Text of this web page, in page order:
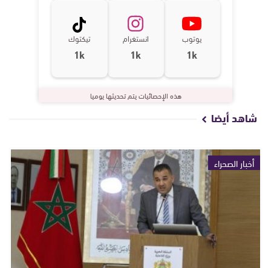
يوتوب
1k
انستغرام
1k
تيكتوك
1k
هذه الإحصائيات يتم تحديثها يوميا
شاهد أيضا
أخبار الصحراء